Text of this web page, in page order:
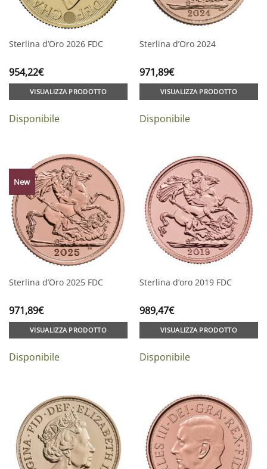
Sterlina d’Oro 2026 FDC
954,22€
VISUALIZZA PRODOTTO
Disponibile
Sterlina d’Oro 2024
971,89€
VISUALIZZA PRODOTTO
Disponibile
New
Sterlina d’Oro 2025 FDC
971,89€
VISUALIZZA PRODOTTO
Disponibile
Sterlina d’oro 2019 FDC
989,47€
VISUALIZZA PRODOTTO
Disponibile